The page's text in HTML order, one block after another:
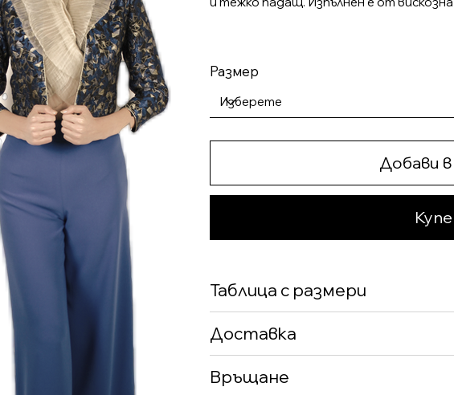
Размер
Добави
Таблица с размери
Доставка
Връщане